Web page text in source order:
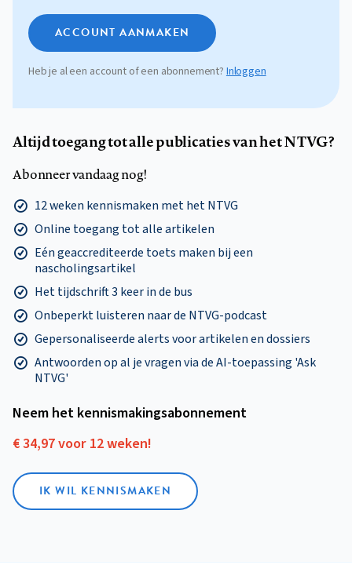
ACCOUNT AANMAKEN
Heb je al een account of een abonnement? Inloggen
Altijd toegang tot alle publicaties van het NTVG?
Abonneer vandaag nog!
12 weken kennismaken met het NTVG
Online toegang tot alle artikelen
Eén geaccrediteerde toets maken bij een
nascholingsartikel
Het tijdschrift 3 keer in de bus
Onbeperkt luisteren naar de NTVG-podcast
Gepersonaliseerde alerts voor artikelen en dossiers
Antwoorden op al je vragen via de AI-toepassing 'Ask
NTVG'
Neem het kennismakings­abonnement
€ 34,97 voor 12 weken!
IK WIL KENNISMAKEN